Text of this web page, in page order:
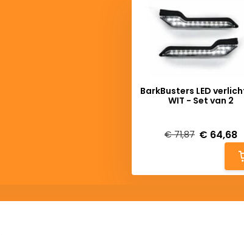
BarkBusters LED
WIT - Set van 2
€ 71,87 € 64,68